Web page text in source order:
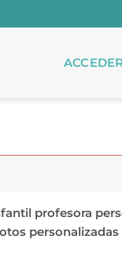
profesora
personalizadas